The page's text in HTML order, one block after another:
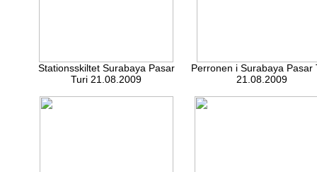
Stationsskiltet Surabaya Pasar
Turi 21.08.2009
Perronen i Surabaya Pasar
21.08.2009